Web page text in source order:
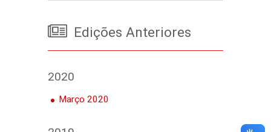
Edições Anteriores
2020
Março 2020